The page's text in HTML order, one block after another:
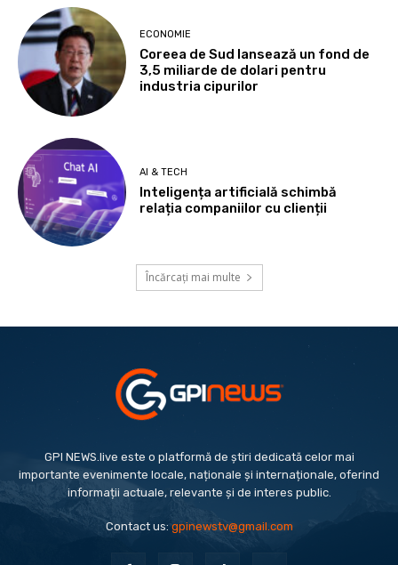
ECONOMIE
Coreea de Sud lansează un fond de
3,5 miliarde de dolari pentru
industria cipurilor
AI & TECH
Inteligența artificială schimbă
relația companiilor cu clienții
Încărcați mai multe
GPI NEWS.live este o platformă de știri dedicată celor mai
importante evenimente locale, naționale și internaționale, oferind
informații actuale, relevante și de interes public.
Contact us:gpinewstv@gmail.com